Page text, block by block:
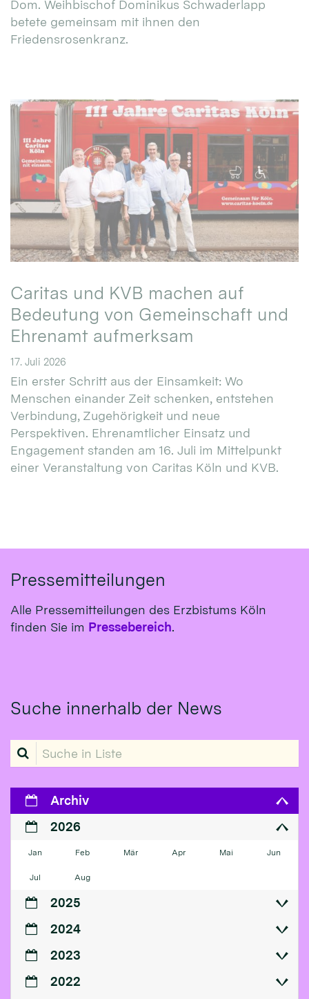
Dom. Weihbischof Dominikus Schwaderlapp
betete gemeinsam mit ihnen den
Friedensrosenkranz.
Caritas und KVB machen auf
Bedeutung von Gemeinschaft und
Ehrenamt aufmerksam
17. Juli 2026
Ein erster Schritt aus der Einsamkeit: Wo
Menschen einander Zeit schenken, entstehen
Verbindung, Zugehörigkeit und neue
Perspektiven. Ehrenamtlicher Einsatz und
Engagement standen am 16. Juli im Mittelpunkt
einer Veranstaltung von Caritas Köln und KVB.
Pressemitteilungen
Alle Pressemitteilungen des Erzbistums Köln
finden Sie im Pressebereich.
Suche innerhalb der News
Suche in Liste
Archiv
2026
Jan Feb Mär Apr Mai Jun
Jul Aug
2025
2024
2023
2022